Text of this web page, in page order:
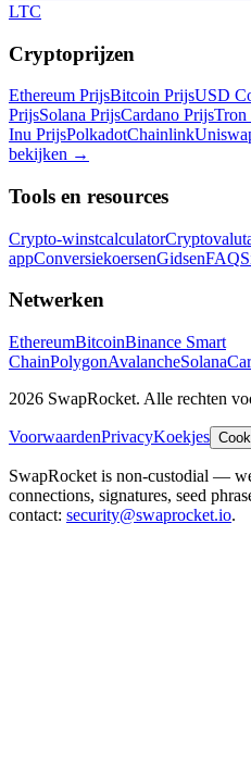
LTC
Cryptoprijzen
Ethereum PrijsBitcoin PrijsUSD
PrijsSolana PrijsCardano PrijsTron
Inu PrijsPolkadotChainlink
bekijken →
Tools en resources
Crypto-winstcalculator
appConversiekoersenGidsenFAQ
Netwerken
EthereumBitcoinBinance Smart
ChainPolygonAvalancheSolana
2026 SwapRocket. Alle rechten
VoorwaardenPrivacyKoekjes
SwapRocket is non-custodial —
connections, signatures, seed
contact: security@swaprocket.io.